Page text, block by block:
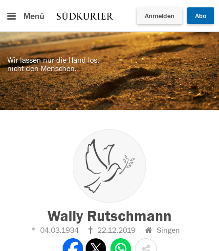
Menü Anmelden Abo
Wir lassen nur die Hand los,
nicht den Menschen.
Wally Rutschmann
04.03.1934 22.12.2019 Singen